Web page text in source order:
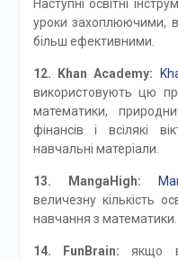
Наступні освітні
уроки захоплюючими,
більш ефективними.
12. Khan Academy:
використовують цю
математики,
фінансів і всілякі
навчальні матеріали.
13. MangaHigh:
величезну кількість
навчання з математики.
14. FunBrain: якщо